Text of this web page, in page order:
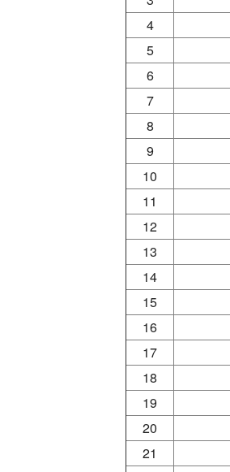
4
5
6
7
8
9
10
11
12
13
14
15
16
17
18
19
20
21